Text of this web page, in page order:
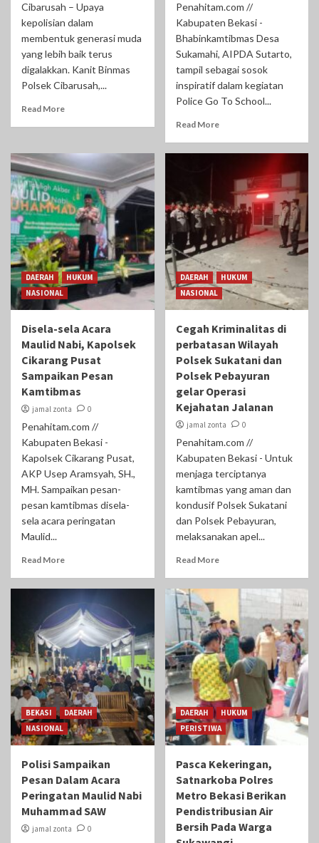
Cibarusah – Upaya
kepolisian dalam
membentuk generasi muda
yang lebih baik terus
digalakkan. Kanit Binmas
Polsek Cibarusah,...
Read More
Penahitam.com //
Kabupaten Bekasi -
Bhabinkamtibmas Desa
Sukamahi, AIPDA Sutarto,
tampil sebagai sosok
inspiratif dalam kegiatan
Police Go To School...
Read More
DAERAH
HUKUM
NASIONAL
Disela-sela Acara
Maulid Nabi, Kapolsek
Cikarang Pusat
Sampaikan Pesan
Kamtibmas
jamal zonta 0
Penahitam.com //
Kabupaten Bekasi -
Kapolsek Cikarang Pusat,
AKP Usep Aramsyah, SH.,
MH. Sampaikan pesan-
pesan kamtibmas disela-
sela acara peringatan
Maulid...
Read More
DAERAH
HUKUM
NASIONAL
Cegah Kriminalitas di
perbatasan Wilayah
Polsek Sukatani dan
Polsek Pebayuran
gelar Operasi
Kejahatan Jalanan
jamal zonta 0
Penahitam.com //
Kabupaten Bekasi - Untuk
menjaga terciptanya
kamtibmas yang aman dan
kondusif Polsek Sukatani
dan Polsek Pebayuran,
melaksanakan apel...
Read More
BEKASI
DAERAH
NASIONAL
Polisi Sampaikan
Pesan Dalam Acara
Peringatan Maulid Nabi
Muhammad SAW
jamal zonta 0
DAERAH
HUKUM
PERISTIWA
Pasca Kekeringan,
Satnarkoba Polres
Metro Bekasi Berikan
Pendistribusian Air
Bersih Pada Warga